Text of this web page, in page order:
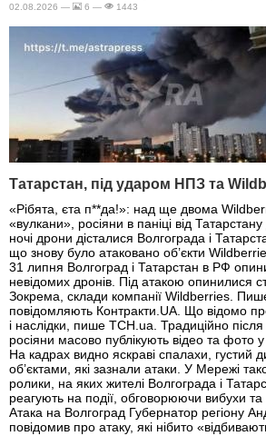
02.08.2026 — 6 — 1443
Татарстан, під ударом НПЗ та
«Рібята, єта п**да!»: над ще двома
«вулкани», росіяни в паніці від
ночі дрони дісталися Волгограда і
що знову було атаковано об’єкти
31 липня Волгоград і Татарстан в РФ
невідомих дронів. Під атакою опинилися
Зокрема, склади компанії Wildberries.
повідомляють Контракти.UA. Що відомо
і наслідки, пише ТСН.ua. Традиційно після
росіяни масово публікують відео та фото
На кадрах видно яскраві спалахи, густий
об’єктами, які зазнали атаки. У Мережі
ролики, на яких жителі Волгограда і
реагують на події, обговорюючи вибухи та
Атака на Волгоград Губернатор регіону
повідомив про атаку, які нібито